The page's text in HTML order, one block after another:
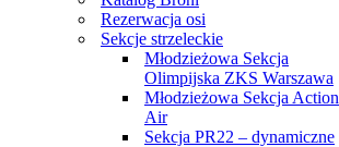
Rezerwacja osi
Sekcje strzeleckie
Młodzieżowa Sekcja
Olimpijska ZKS Warszawa
Młodzieżowa Sekcja Action
Air
Sekcja PR22 – dynamiczne